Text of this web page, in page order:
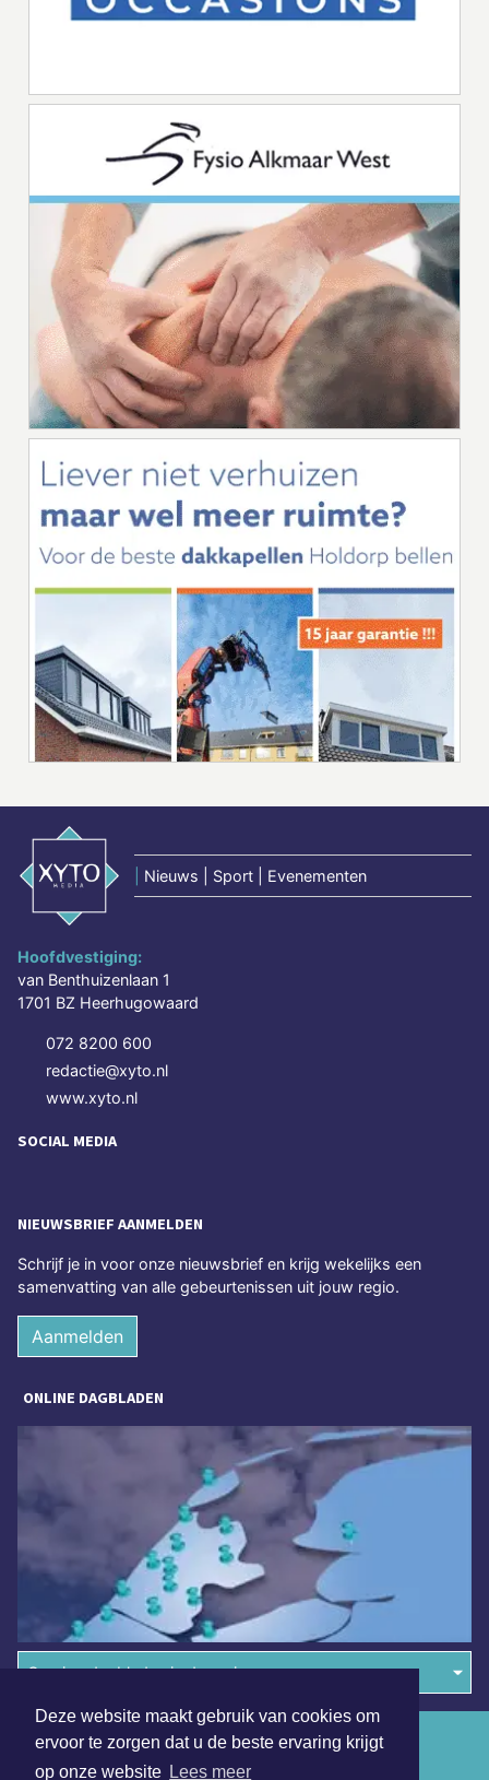
Deze website maakt gebruik van cookies om
ervoor te zorgen dat u de beste ervaring krijgt
op onze website Lees meer
Nieuws | Sport | Evenementen
Hoofdvestiging:
van Benthuizenlaan 1
1701 BZ Heerhugowaard
072 8200 600
redactie@xyto.nl
www.xyto.nl
SOCIAL MEDIA
NIEUWSBRIEF AANMELDEN
Schrijf je in voor onze nieuwsbrief en krijg wekelijks een
samenvatting van alle gebeurtenissen uit jouw regio.
Aanmelden
ONLINE DAGBLADEN
Overige dagbladen in de regio
Algemene voorwaarden